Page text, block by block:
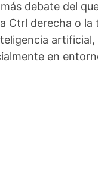
debate del
Ctrl derecha o la
artificial,
en